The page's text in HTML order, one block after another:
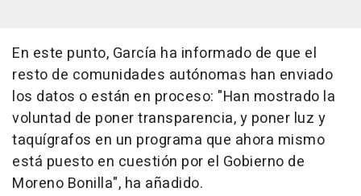
En este punto, García ha informado de que el
resto de comunidades autónomas han enviado
los datos o están en proceso: "Han mostrado la
voluntad de poner transparencia, y poner luz y
taquígrafos en un programa que ahora mismo
está puesto en cuestión por el Gobierno de
Moreno Bonilla", ha añadido.